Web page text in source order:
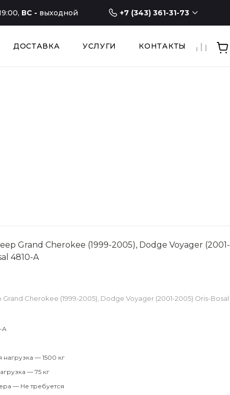
ВС - выходной +7 (343) 361-31-73
+7 (343) 361-31-73
ДОСТАВКА УСЛУГИ КОНТАКТЫ
Grand Cherokee (1999-2005), Dodge Voyager (2001-
4810-A
Cherokee (1999-2005), Dodge Voyager (2001-2005) Oris-Bosal
A
нагрузка — 1500 кг
— 75 кг
— Не требуется